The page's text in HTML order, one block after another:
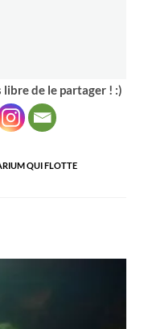
de le partager ! :)
QUI FLOTTE